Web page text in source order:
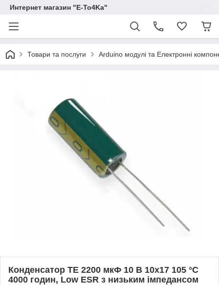
Интернет магазин "E-To4Ka"
Товари та послуги Arduino модулі та Електронні
Конденсатор TE 2200 мкФ 10 В 10x17 105 °C
4000 годин, Low ESR з низьким імпедансом